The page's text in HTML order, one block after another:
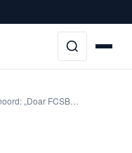
„Doar FCSB…